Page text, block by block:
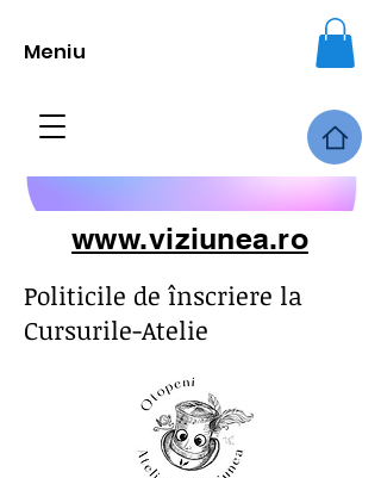
Meniu
www.viziunea.ro
Politicile de înscriere la
Cursurile-Atelie